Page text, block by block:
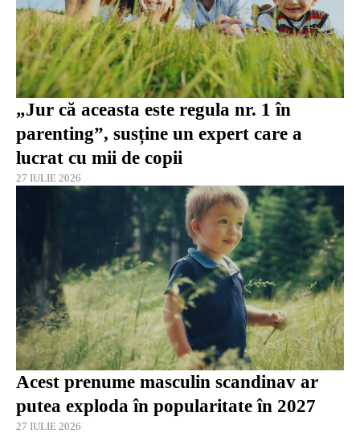
„Jur că aceasta este regula nr. 1 în
parenting”, susține un expert care a
lucrat cu mii de copii
27 IULIE 2026
Acest prenume masculin scandinav ar
putea exploda în popularitate în 2027
27 IULIE 2026